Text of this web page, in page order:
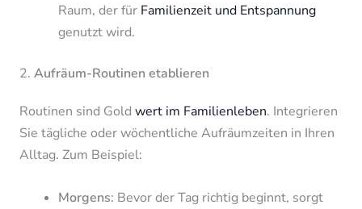
Raum, der für Familienzeit und Entspannung
genutzt wird.
2. Aufräum-Routinen etablieren
Routinen sind Gold wert im Familienleben. Integrieren
Sie tägliche oder wöchentliche Aufräumzeiten in Ihren
Alltag. Zum Beispiel:
Morgens: Bevor der Tag richtig beginnt, sorgt